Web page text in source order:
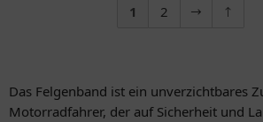
1 2
Das Felgenband ist ein unverzichtbares
Motorradfahrer, der auf Sicherheit und